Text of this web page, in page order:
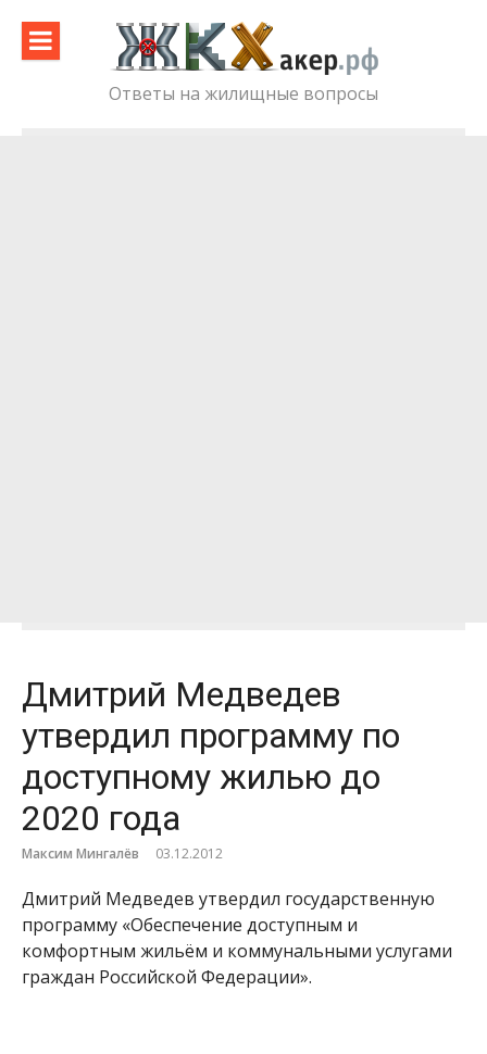
content
Ответы на жилищные вопросы
Дмитрий Медведев
утвердил программу по
доступному жилью до
2020 года
Максим Мингалёв 03.12.2012
Дмитрий Медведев утвердил государственную
программу «Обеспечение доступным и
комфортным жильём и коммунальными услугами
граждан Российской Федерации».